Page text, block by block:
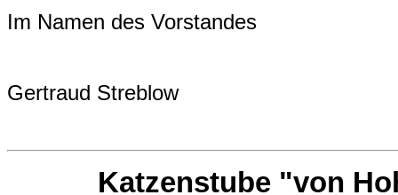
Im Namen des Vorstandes​​​​
Gertraud Streblow
Katzenstube "von